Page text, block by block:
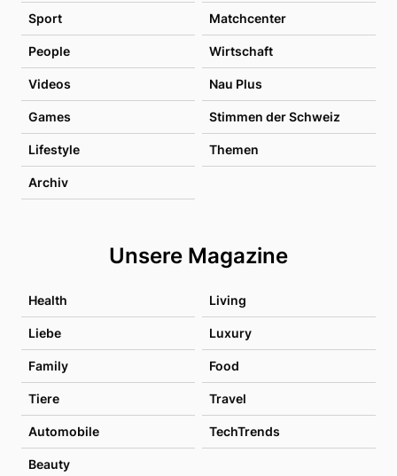
Sport Matchcenter
People Wirtschaft
Videos Nau Plus
Games Stimmen der Schweiz
Lifestyle Themen
Archiv
Unsere Magazine
Health Living
Liebe Luxury
Family Food
Tiere Travel
Automobile TechTrends
Beauty